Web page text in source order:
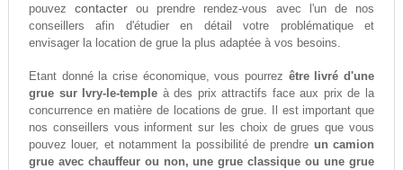
pouvezcontacter ou prendre rendez-vous avec l'un de nos
conseillers afin d'étudier en détail votre problématique et
envisager la location de grue la plus adaptée à vos besoins.
Etant donné la crise économique, vous pourrez être livré d'une
grue sur Ivry-le-temple à des prix attractifs face aux prix de la
concurrence en matière de locations de grue. Il est important que
nos conseillers vous informent sur les choix de grues que vous
pouvez louer, et notamment la possibilité de prendre un camion
grue avec chauffeur ou non, une grue classique ou une grue